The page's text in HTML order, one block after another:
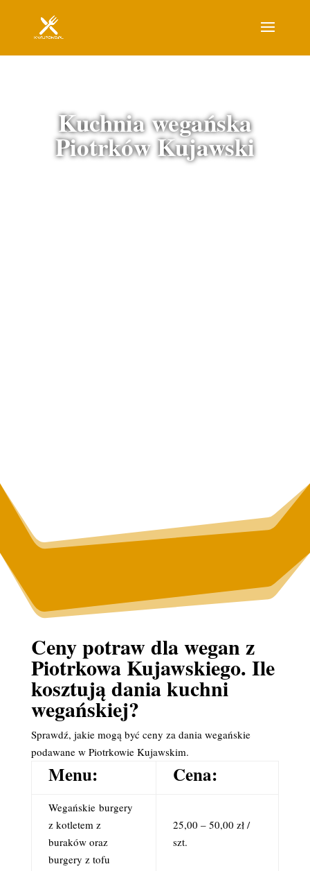
Kuchnia wegańska
Piotrków Kujawski
Ceny potraw dla wegan z
Piotrkowa Kujawskiego. Ile
kosztują dania kuchni
wegańskiej?
Sprawdź, jakie mogą być ceny za dania wegańskie
podawane w Piotrkowie Kujawskim.
Menu: Cena:
Wegańskieburgery
z kotletem z
buraków oraz
burgery z tofu
25,00 – 50,00 zł /
szt.